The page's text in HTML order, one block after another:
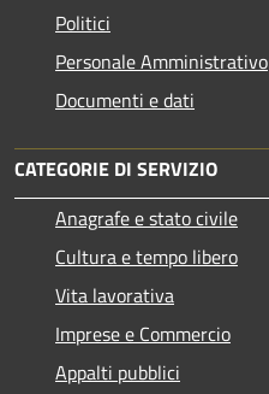
Politici
Personale Amministrativo
Documenti e dati
CATEGORIE DI SERVIZIO
Anagrafe e stato civile
Cultura e tempo libero
Vita lavorativa
Imprese e Commercio
Appalti pubblici